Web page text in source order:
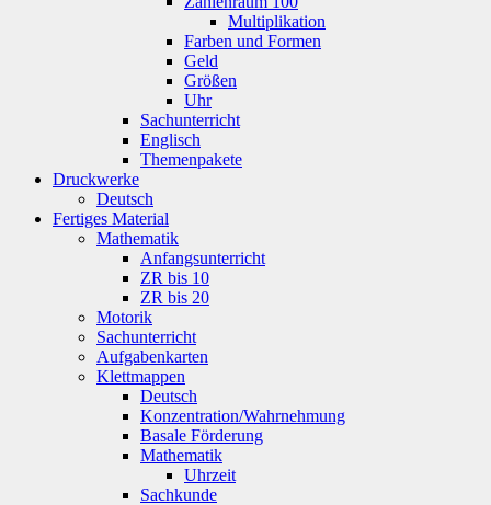
Multiplikation
Farben und Formen
Geld
Größen
Uhr
Sachunterricht
Englisch
Themenpakete
Druckwerke
Deutsch
Fertiges Material
Mathematik
Anfangsunterricht
ZR bis 10
ZR bis 20
Motorik
Sachunterricht
Aufgabenkarten
Klettmappen
Deutsch
Konzentration/Wahrnehmung
Basale Förderung
Mathematik
Uhrzeit
Sachkunde